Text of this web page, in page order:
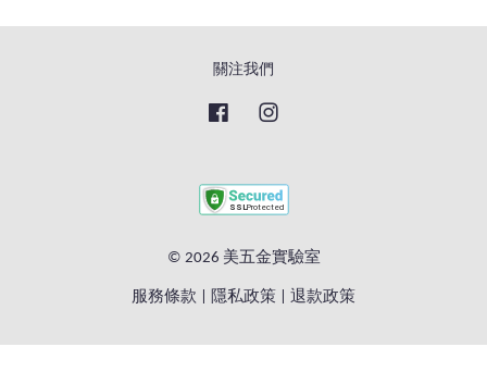
關注我們
Facebook
© 2026 美五金實驗室
服務條款 隱私政策 退款政策